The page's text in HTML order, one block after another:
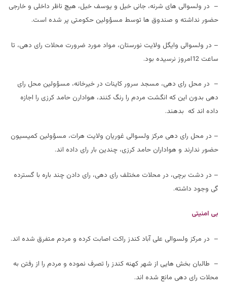
– در ولسوالی های شرنه، جانی خیل و یوسف خیل، هیچ ناظر داخلی و خارجی
حضور نداشته و صندوق ها توسط مسؤولین حکومتی پر شده است.
– در ولسوالی وایگل ولایت نورستان، مواد مورد ضرورت محلات رای دهی، تا
ساعت 12امروز نرسیده بود.
– در محل رای دهی، مسجد سرور کاینات در خیرخانه، مسؤولین محل رای
دهی بدون این که انگشت مردم را رنگ کنند، هوادارن حامد کرزی را اجازه
داده اند که بدهند.
– در محل رای دهی مرکز ولسوالی غوریان ولایت هرات، مسؤولین کمیسیون
حضور ندارند و هواداران حامد کرزی، چندین بار رای داده اند.
– در دشت برچی، در محلات مختلف رای دهی، رای دادن چند باره با گسترده
گی وجود داشته.
بی امنیتی
– در مرکز ولسوالی علی آباد کندز راکت اصابت کرده و مردم متفرق شده اند.
– طالبان بخش هایی از شهر کهنه کندز را تصرف نموده و مردم را از رفتن به
محلات رای دهی مانع شده اند.